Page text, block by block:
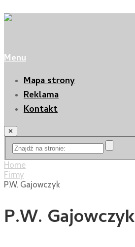
Menu
Mapa strony
Reklama
Kontakt
✕
Home
Firmy
P.W. Gajowczyk
P.W. Gajowczyk